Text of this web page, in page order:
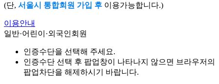
(단, 서울시 통합회원 가입 후 이용가능합니다.)
이용안내
일반·어린이·외국인회원
인증수단을 선택해 주세요.
인증수단 선택 후 팝업창이 나타나지 않으면 브라우저의
팝업차단을 해제하시기 바랍니다.